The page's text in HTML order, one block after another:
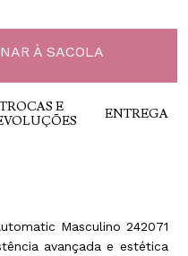
TROCAS E
ENTREGA
Masculino 242071
avançada e estética